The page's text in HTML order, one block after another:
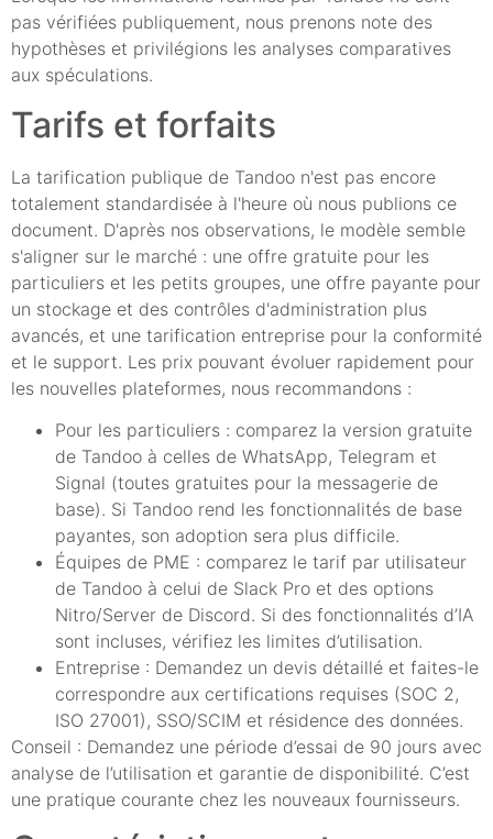
pas vérifiées publiquement, nous prenons note des
hypothèses et privilégions les analyses comparatives
aux spéculations.
Tarifs et forfaits
La tarification publique de Tandoo n'est pas encore
totalement standardisée à l'heure où nous publions ce
document. D'après nos observations, le modèle semble
s'aligner sur le marché : une offre gratuite pour les
particuliers et les petits groupes, une offre payante pour
un stockage et des contrôles d'administration plus
avancés, et une tarification entreprise pour la conformité
et le support. Les prix pouvant évoluer rapidement pour
les nouvelles plateformes, nous recommandons :
Pour les particuliers : comparez la version gratuite
de Tandoo à celles de WhatsApp, Telegram et
Signal (toutes gratuites pour la messagerie de
base). Si Tandoo rend les fonctionnalités de base
payantes, son adoption sera plus difficile.
Équipes de PME : comparez le tarif par utilisateur
de Tandoo à celui de Slack Pro et des options
Nitro/Server de Discord. Si des fonctionnalités d’IA
sont incluses, vérifiez les limites d’utilisation.
Entreprise : Demandez un devis détaillé et faites-le
correspondre aux certifications requises (SOC 2,
ISO 27001), SSO/SCIM et résidence des données.
Conseil : Demandez une période d’essai de 90 jours avec
analyse de l’utilisation et garantie de disponibilité. C’est
une pratique courante chez les nouveaux fournisseurs.